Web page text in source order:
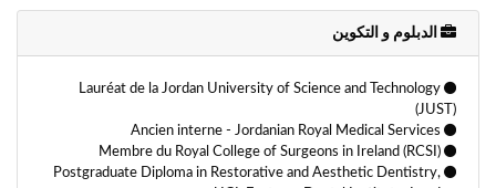
خراج الأسنان
طب أمراض اللثة والأغشية المحيطة بالأسنان طب الأسنان التجميلي
طب الأسنان الرقمي طب الفم والأسنان طقم أسنان ثابت
طقم الأسنان طقم الأسنان الثابت أو القابل للإزالة
الدبلوم و التكوين
Lauréat de la Jordan University of Science and Technology
(JUST)
Postgraduate Diploma in Restorative and Aesthetic Dentistry,